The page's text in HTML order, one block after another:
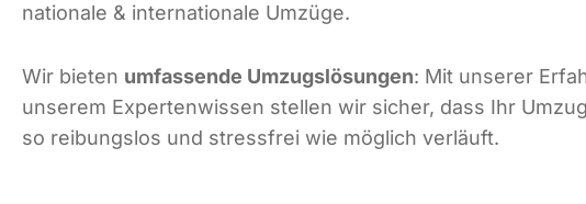
nationale & internationale Umzüge.
Wir bieten umfassende Umzugslösungen: Mit unserer
unserem Expertenwissen stellen wir sicher, dass Ihr
so reibungslos und stressfrei wie möglich verläuft.